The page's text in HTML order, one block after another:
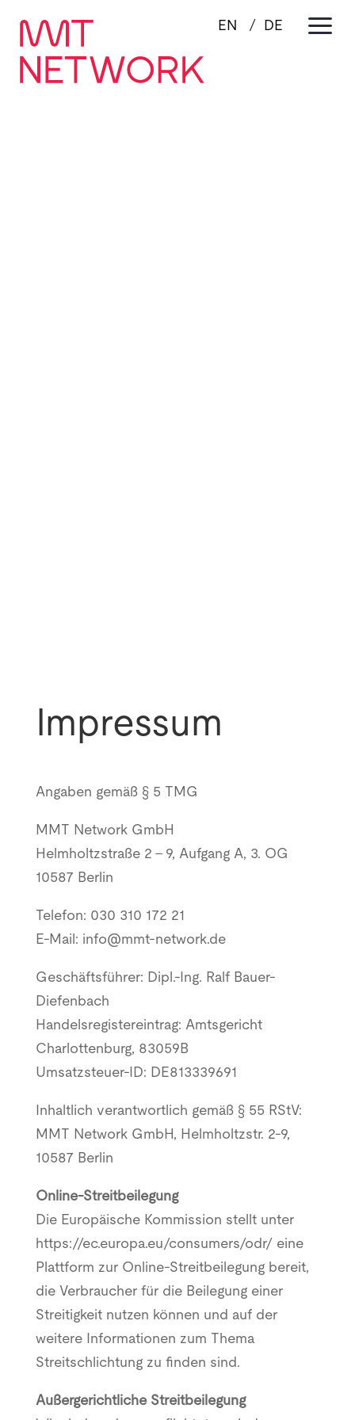
EN DE a
Impressum
Angaben gemäß § 5 TMG
MMT Network GmbH
Helmholtzstraße 2 – 9, Aufgang A, 3. OG
10587 Berlin
Telefon: 030 310 172 21
E-Mail: info@mmt-network.de
Geschäftsführer: Dipl.-Ing. Ralf Bauer-
Diefenbach
Handelsregistereintrag: Amtsgericht
Charlottenburg, 83059B
Umsatzsteuer-ID: DE813339691
Inhaltlich verantwortlich gemäß § 55 RStV:
MMT Network GmbH, Helmholtzstr. 2-9,
10587 Berlin
Online-Streitbeilegung
Die Europäische Kommission stellt unter
https://ec.europa.eu/consumers/odr/ eine
Plattform zur Online-Streitbeilegung bereit,
die Verbraucher für die Beilegung einer
Streitigkeit nutzen können und auf der
weitere Informationen zum Thema
Streitschlichtung zu finden sind.
Außergerichtliche Streitbeilegung